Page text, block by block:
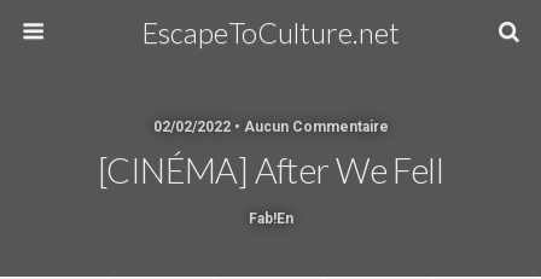
EscapeToCulture.net
02/02/2022 • Aucun Commentaire
[CINÉMA] After We Fell
Fab!en